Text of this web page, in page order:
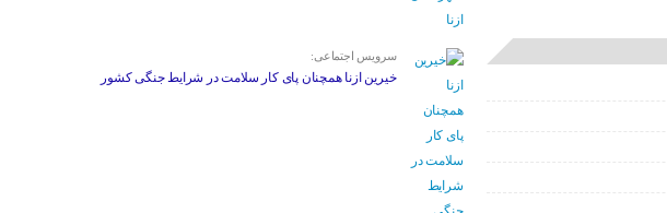
سرویس اجتماعی:
خیرین ازنا همچنان پای کار سلامت در شرایط جنگی کشور